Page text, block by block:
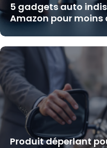
5 gadgets auto
Amazon pour moins
Produit déperlant